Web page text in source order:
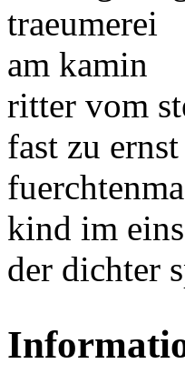
traeumerei
am kamin
ritter vom
fast zu ernst
kind im
der dichter